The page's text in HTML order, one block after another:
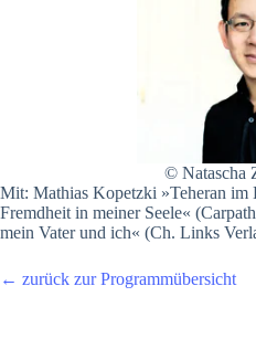
© Natascha
Mit: Mathias Kopetzki »Teheran im
Fremdheit in meiner Seele«
mein Vater und ich« (Ch. Links
← zurück zur Programmübersicht